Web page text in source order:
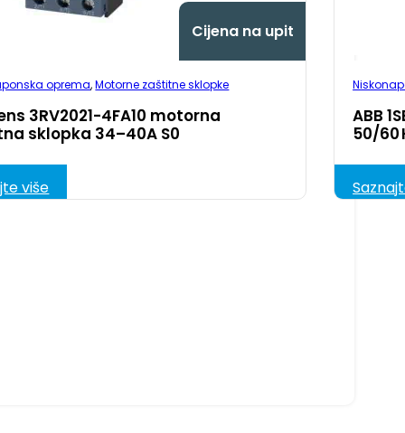
Cijena na upit
oprema,Motorne zaštitne sklopke
3RV2021-4FA10 motorna
sklopka 34–40A S0
više
ABB
50/60